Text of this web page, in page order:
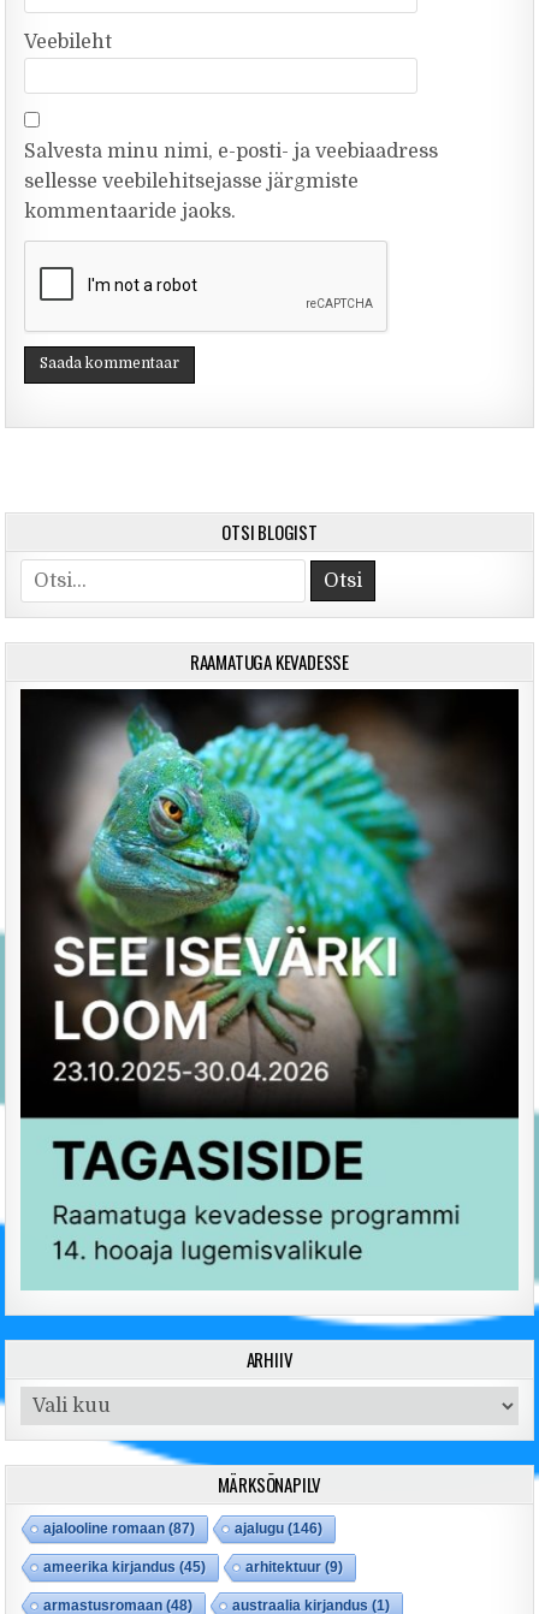
Veebileht
Salvesta minu nimi, e-posti- ja veebiaadress
sellesse veebilehitsejasse järgmiste
kommentaaride jaoks.
OTSI BLOGIST
Search for:
RAAMATUGA KEVADESSE
ARHIIV
Arhiiv
MÄRKSÕNAPILV
ajalooline romaan (87) ajalugu (146)
ameerika kirjandus (45) arhitektuur(9)
armastusromaan (48) austraalia kirjandus (1)